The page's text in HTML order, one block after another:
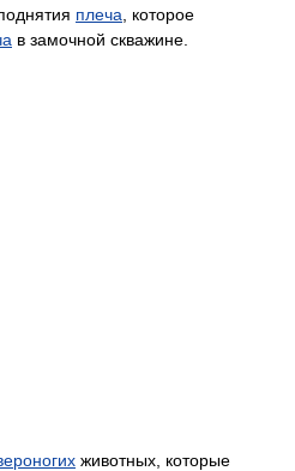
плеча , которое
в замочной скважине.
животных, которые